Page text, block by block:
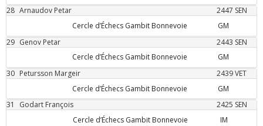
28 Arnaudov Petar 2447 SEN
Cercle d’Échecs Gambit Bonnevoie
GM
29 Genov Petar 2443 SEN
Cercle d’Échecs Gambit Bonnevoie
GM
30 Petursson Margeir 2439VET
Cercle d’Échecs Gambit Bonnevoie
GM
31
Godart François 2425 SEN
Cercle d’Échecs Gambit Bonnevoie
IM